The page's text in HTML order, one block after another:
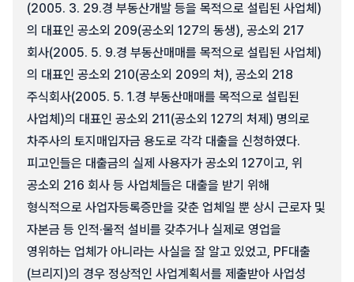
(2005. 3. 29.경 부동산개발 등을 목적으로 설립된 사업체)
의 대표인 공소외 209(공소외 127의 동생), 공소외 217
회사(2005. 5. 9.경 부동산매매를 목적으로 설립된 사업체)
의 대표인 공소외 210(공소외 209의 처), 공소외 218
주식회사(2005. 5. 1.경 부동산매매를 목적으로 설립된
사업체)의 대표인 공소외 211(공소외 127의 처제) 명의로
차주사의 토지매입자금 용도로 각각 대출을 신청하였다.
피고인들은 대출금의 실제 사용자가 공소외 127이고, 위
공소외 216 회사 등 사업체들은 대출을 받기 위해
형식적으로 사업자등록증만을 갖춘 업체일 뿐 상시 근로자 및
자본금 등 인적·물적 설비를 갖추거나 실제로 영업을
영위하는 업체가 아니라는 사실을 잘 알고 있었고, PF대출
(브리지)의 경우 정상적인 사업계획서를 제출받아 사업성